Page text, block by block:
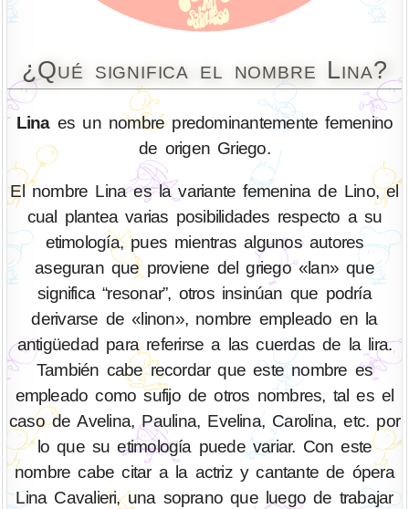
¿Qué significa el nombre Lina?
Linaes un nombre predominantemente femenino
de origen Griego.
El nombre Lina es la variante femenina de Lino, el
cual plantea varias posibilidades respecto a su
etimología, pues mientras algunos autores
aseguran que proviene del griego «lan» que
significa “resonar”, otros insinúan que podría
derivarse de «linon», nombre empleado en la
antigüedad para referirse a las cuerdas de la lira.
También cabe recordar que este nombre es
empleado como sufijo de otros nombres, tal es el
caso de Avelina, Paulina, Evelina, Carolina, etc. por
lo que su etimología puede variar. Con este
nombre cabe citar a la actriz y cantante de ópera
Lina Cavalieri, una soprano que luego de trabajar